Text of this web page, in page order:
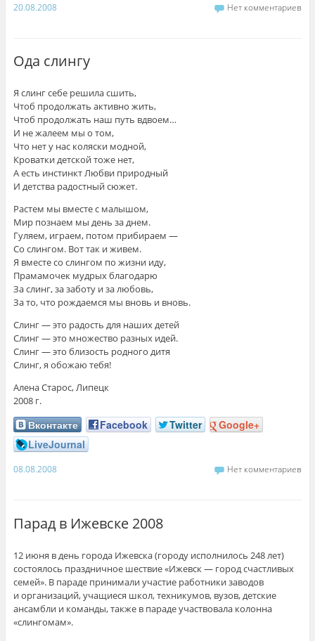
20.08.2008 Нет комментариев
Ода слингу
Я слинг себе решила сшить,
Чтоб продолжать активно жить,
Чтоб продолжать наш путь вдвоем…
И не жалеем мы о том,
Что нет у нас коляски модной,
Кроватки детской тоже нет,
А есть инстинкт Любви природный
И детства радостный сюжет.
Растем мы вместе с малышом,
Мир познаем мы день за днем.
Гуляем, играем, потом прибираем —
Со слингом. Вот так и живем.
Я вместе со слингом по жизни иду,
Прамамочек мудрых благодарю
За слинг, за заботу и за любовь,
За то, что рождаемся мы вновь и вновь.
Слинг — это радость для наших детей
Слинг — это множество разных идей.
Слинг — это близость родного дитя
Слинг, я обожаю тебя!
Алена Старос, Липецк
2008 г.
Вконтакте Facebook Twitter
Google+
LiveJournal
08.08.2008 Нет комментариев
Парад в Ижевске 2008
12 июня в день города Ижевска (городу исполнилось 248 лет)
состоялось праздничное шествие «Ижевск — город счастливых
семей». В параде принимали участие работники заводов
и организаций, учащиеся школ, техникумов, вузов, детские
ансамбли и команды, также в параде участвовала колонна
«слингомам».